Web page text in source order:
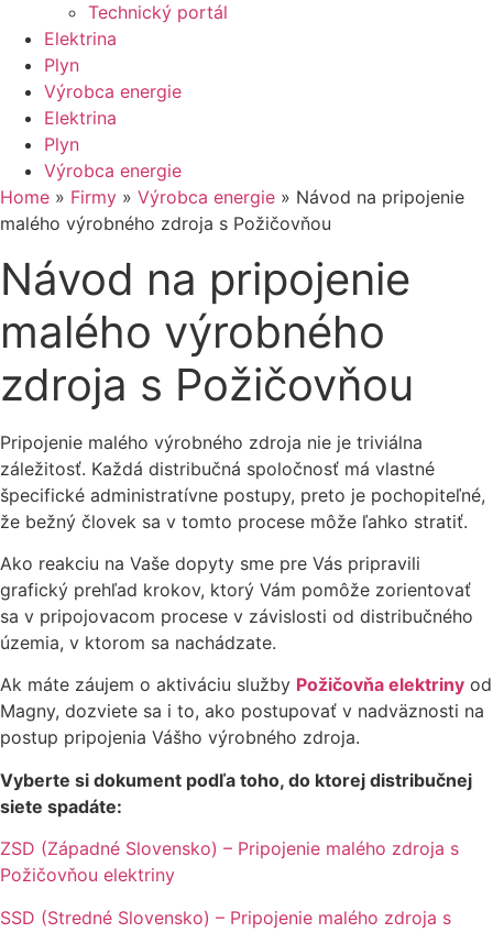
Technický portál
Elektrina
Plyn
Výrobca energie
Elektrina
Plyn
Výrobca energie
Home » Firmy » Výrobca energie » Návod na pripojenie
malého výrobného zdroja s Požičovňou
Návod na pripojenie
malého výrobného
zdroja s Požičovňou
Pripojenie malého výrobného zdroja nie je triviálna
záležitosť. Každá distribučná spoločnosť má vlastné
špecifické administratívne postupy, preto je pochopiteľné,
že bežný človek sa v tomto procese môže ľahko stratiť.
Ako reakciu na Vaše dopyty sme pre Vás pripravili
grafický prehľad krokov, ktorý Vám pomôže zorientovať
sa v pripojovacom procese v závislosti od distribučného
územia, v ktorom sa nachádzate.
Ak máte záujem o aktiváciu služby Požičovňa elektriny od
Magny, dozviete sa i to, ako postupovať v nadväznosti na
postup pripojenia Vášho výrobného zdroja.
Vyberte si dokument podľa toho, do ktorej distribučnej
siete spadáte:
ZSD (Západné Slovensko) – Pripojenie malého zdroja s
Požičovňou elektriny
SSD (Stredné Slovensko) – Pripojenie malého zdroja s